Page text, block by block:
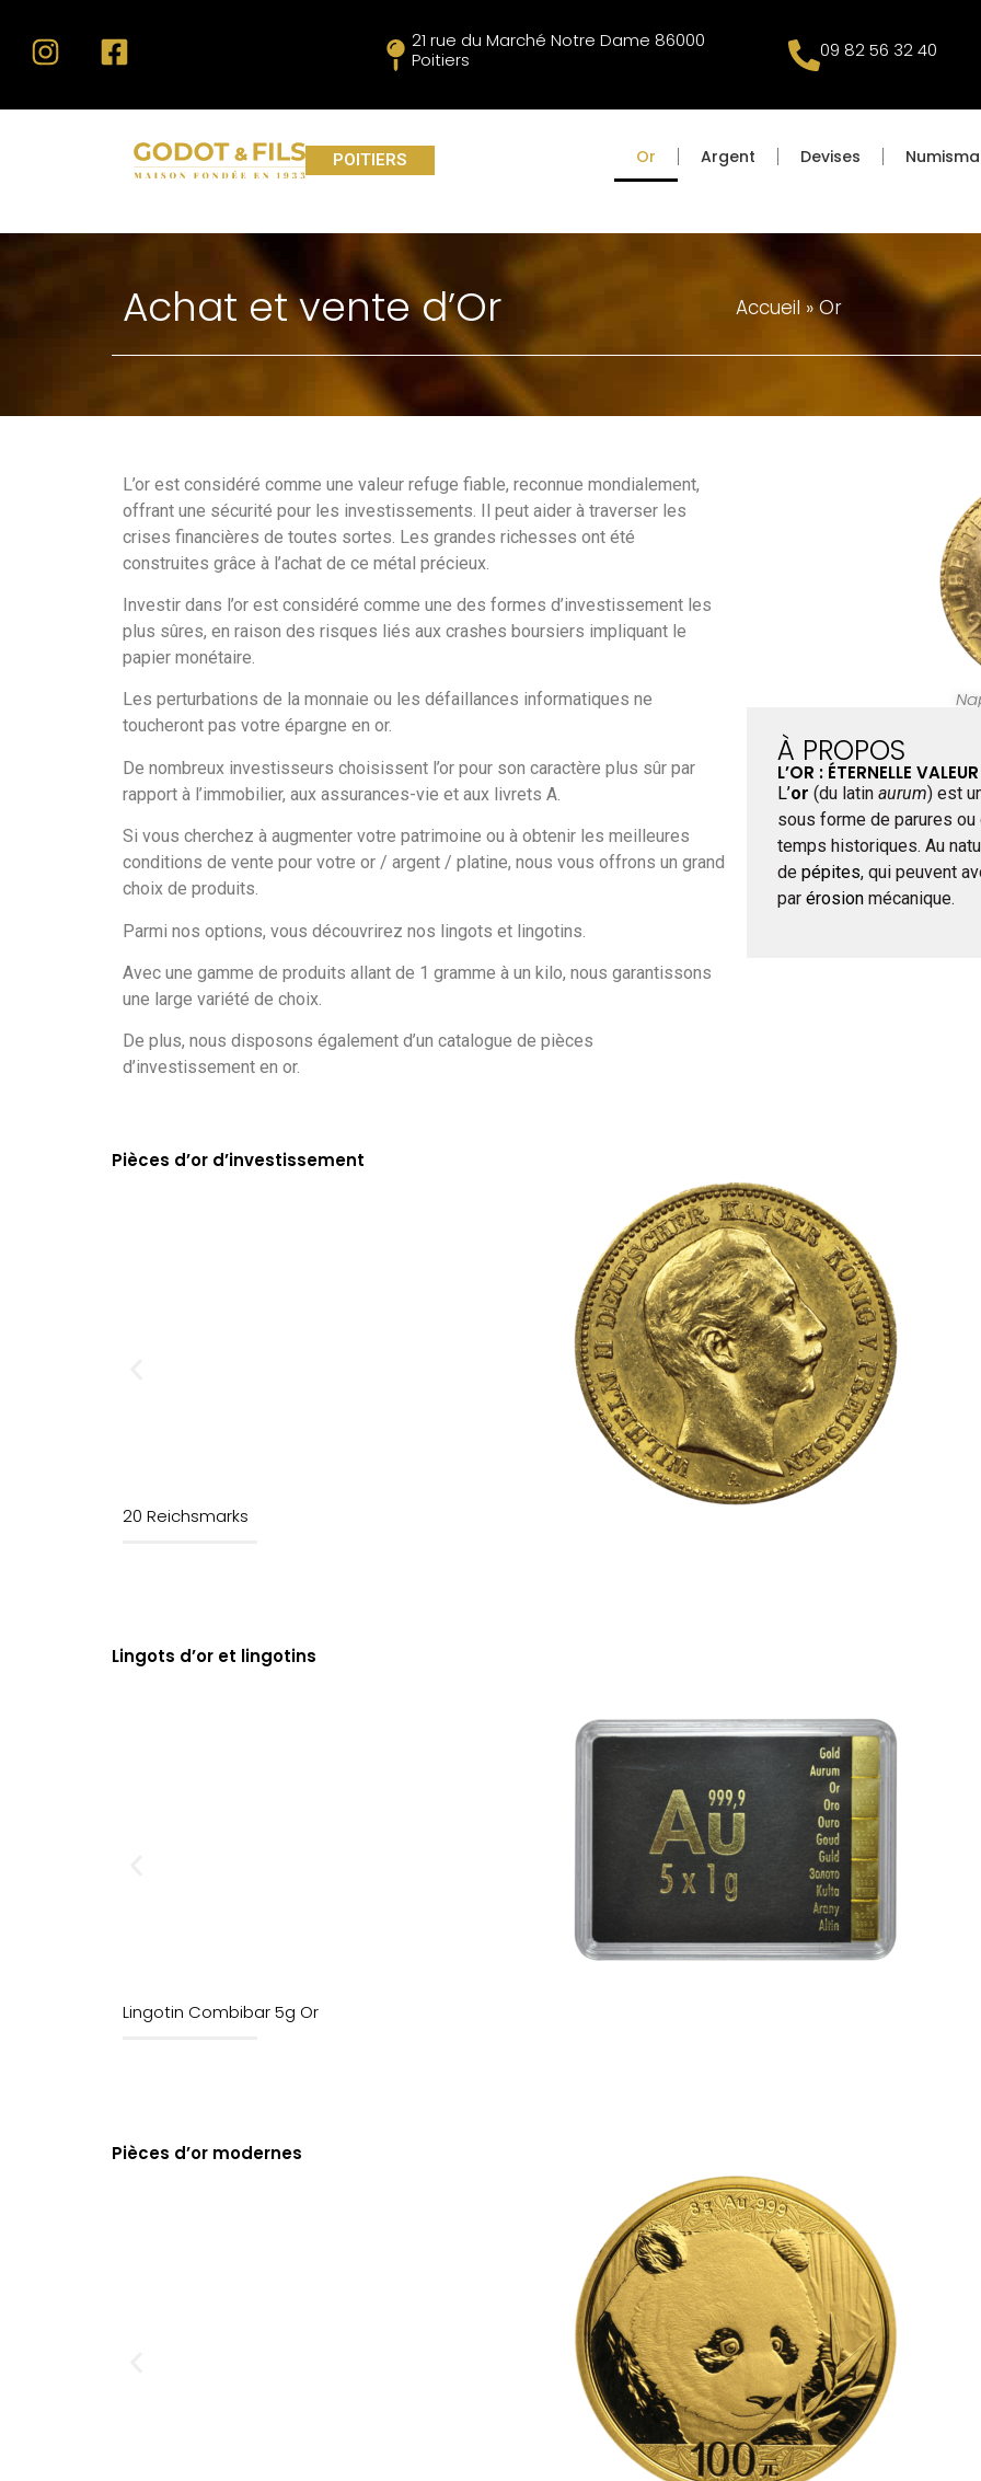
21 rue du Marché Notre Dame 86000
Poitiers
09 82 56 32 40
POITIERS Or Argent Devises
Achat et vente d’Or Accueil»Or
L’or est considéré comme une valeur refuge fiable, reconnue mondialement,
offrant une sécurité pour les investissements. Il peut aider à traverser les
crises financières de toutes sortes. Les grandes richesses ont été
construites grâce à l’achat de ce métal précieux.
Investir dans l’or est considéré comme une des formes d’investissement les
plus sûres, en raison des risques liés aux crashes boursiers impliquant le
papier monétaire.
Les perturbations de la monnaie ou les défaillances informatiques ne
toucheront pas votre épargne en or.
De nombreux investisseurs choisissent l’or pour son caractère plus sûr par
rapport à l’immobilier, aux assurances-vie et aux livrets A.
Si vous cherchez à augmenter votre patrimoine ou à obtenir les meilleures
conditions de vente pour votre or / argent / platine, nous vous offrons un grand
choix de produits.
Parmi nos options, vous découvrirez nos lingots et lingotins.
Avec une gamme de produits allant de 1 gramme à un kilo, nous garantissons
une large variété de choix.
De plus, nous disposons également d’un catalogue de pièces
d’investissement en or.
À PROPOS
L’OR : ÉTERNELLE
L’or (du latin aurum) est
sous forme de parures ou
temps historiques. Au
de pépites, qui peuvent
par érosionmécanique.
Pièces d’or d’investissement
20 Reichsmarks
Lingots d’or et lingotins
Lingotin Combibar 5g Or
Pièces d’or modernes